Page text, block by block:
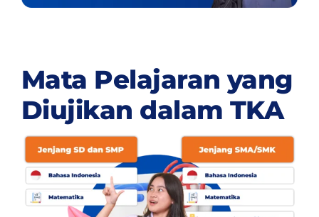
Mata Pelajaran yang
Diujikan dalam TKA